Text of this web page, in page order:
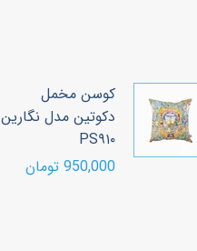
کوسن مخمل
دکوتین مدل نگارین
PS۹۱۰
950,000 تومان